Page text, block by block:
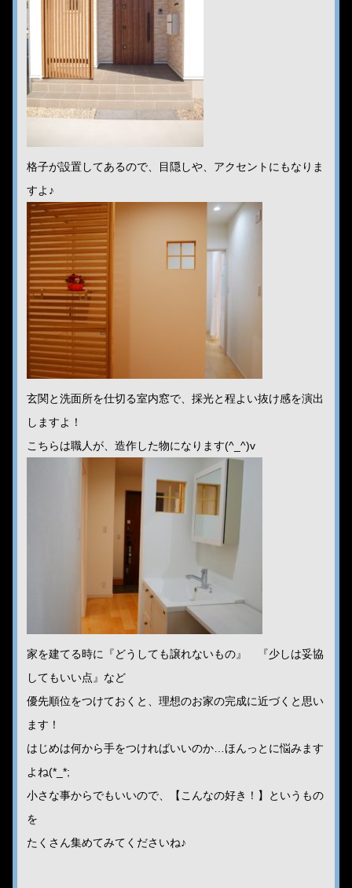
格子が設置してあるので、目隠しや、アクセントにもなりま
すよ♪
玄関と洗面所を仕切る室内窓で、採光と程よい抜け感を演出
しますよ！
こちらは職人が、造作した物になります(^_^)v
家を建てる時に『どうしても譲れないもの』 『少しは妥協
してもいい点』など
優先順位をつけておくと、理想のお家の完成に近づくと思い
ます！
はじめは何から手をつければいいのか…ほんっとに悩みます
よね(*_*;
小さな事からでもいいので、【こんなの好き！】というもの
を
たくさん集めてみてくださいね♪